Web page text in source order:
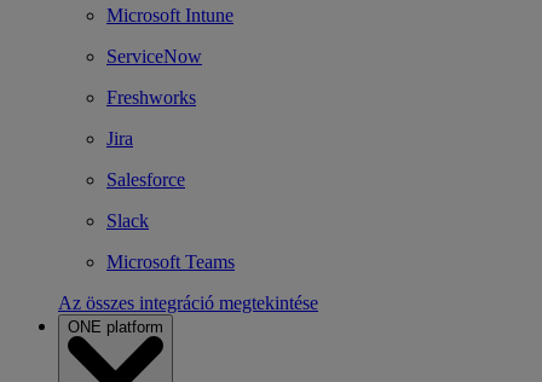
Microsoft Intune
ServiceNow
Freshworks
Jira
Salesforce
Slack
Microsoft Teams
Az összes integráció megtekintése
ONE platform